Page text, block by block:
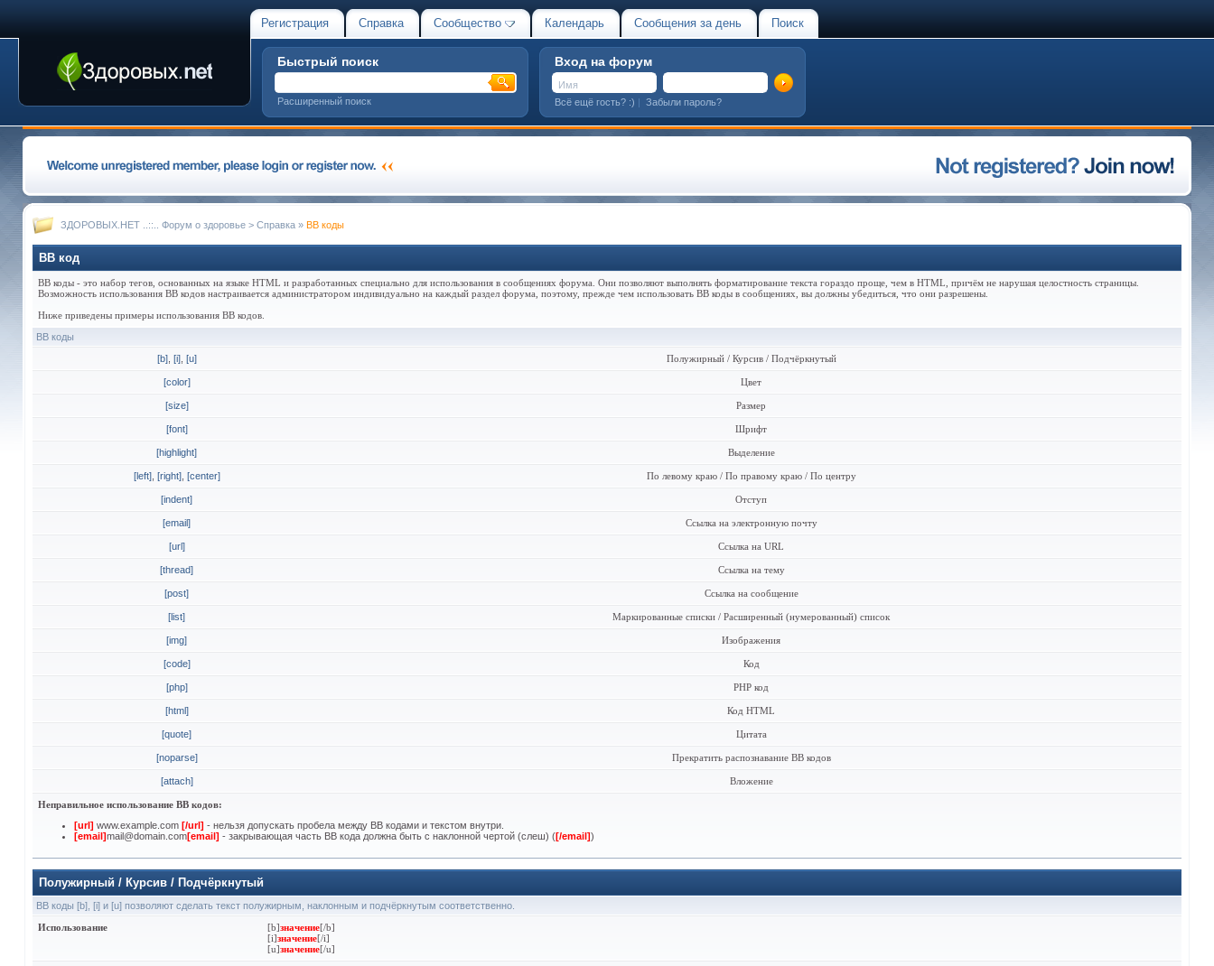
Регистрация Справка Сообщество Календарь Сообщения за день Поиск
Быстрый поиск
Расширенный поиск
Вход на форум
Всё ещё гость? :) | Забыли пароль?
ЗДОРОВЫХ.НЕТ ..::.. Форум о здоровье > Справка » BB коды
BB код
BB коды - это набор тегов, основанных на языке HTML и разработанных специально для использования в сообщениях форума. Они позволяют выполнять форматирование текста гораздо проще, чем в HTML, причём не нарушая целостность страницы.
Возможность использования BB кодов настраивается администратором индивидуально на каждый раздел форума, поэтому, прежде чем использовать BB коды в сообщениях, вы должны убедиться, что они разрешены.
Ниже приведены примеры использования BB кодов.
BB коды
[b], [i], [u] Полужирный / Курсив / Подчёркнутый
[color] Цвет
[size] Размер
[font] Шрифт
[highlight] Выделение
[left], [right], [center] По левому краю / По правому краю / По центру
[indent] Отступ
[email] Ссылка на электронную почту
[url] Ссылка на URL
[thread] Ссылка на тему
[post] Ссылка на сообщение
[list] Маркированные списки / Расширенный (нумерованный) список
[img] Изображения
[code] Код
[php] PHP код
[html] Код HTML
[quote] Цитата
[noparse] Прекратить распознавание BB кодов
[attach] Вложение
Неправильное использование BB кодов:
[url] www.example.com [/url] - нельзя допускать пробела между BB кодами и текстом внутри.
[email]mail@domain.com[email] - закрывающая часть BB кода должна быть с наклонной чертой (слеш) ([/email])
Полужирный / Курсив / Подчёркнутый
BB коды [b], [i] и [u] позволяют сделать текст полужирным, наклонным и подчёркнутым соответственно.
Использование
[b]значение[/b]
[i]значение[/i]
[u]значение[/u]